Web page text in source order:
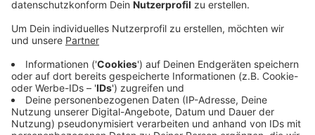
Anzeige
Kinder und Jugendliche diskutieren mit Politikerinnen
und Politikern über die Themen, die für die
Jugendlichen wichtig sind. Insgesamt sind 80
Jugendliche aus ganz Deutschland mit dabei -